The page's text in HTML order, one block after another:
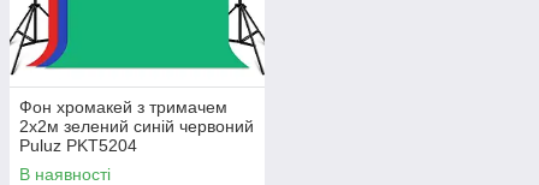
Фон хромакей з тримачем
2x2м зелений синій червоний
Puluz PKT5204
В наявності